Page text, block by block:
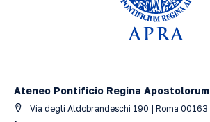
Ateneo Pontificio Regina Apostolorum
Via degli Aldobrandeschi 190 | Roma 00163